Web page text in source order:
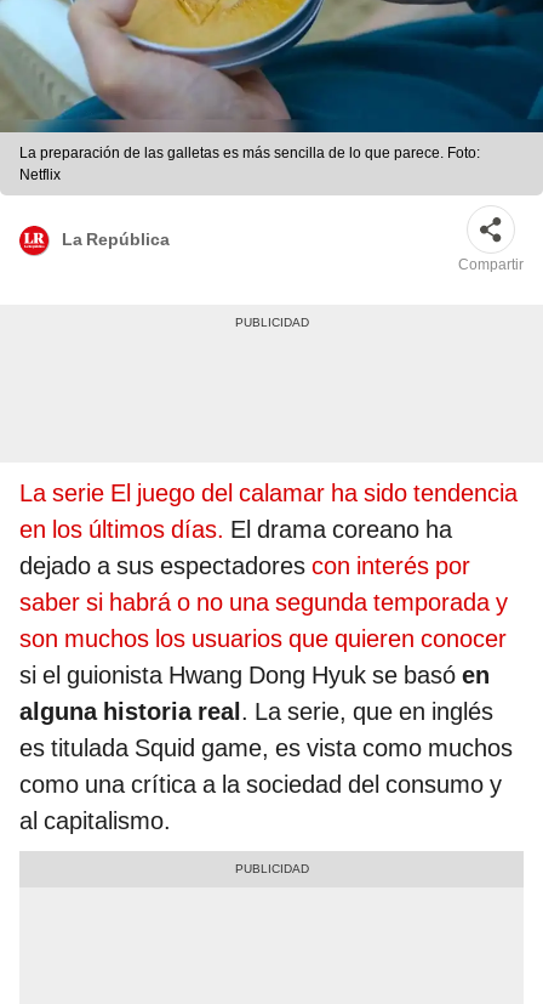
La preparación de las galletas es más sencilla de lo que parece. Foto:
Netflix
La República
Compartir
La serie El juego del calamar ha sido tendencia
en los últimos días. El drama coreano ha
dejado a sus espectadores con interés por
saber si habrá o no una segunda temporada y
son muchos los usuarios que quieren conocer
si el guionista Hwang Dong Hyuk se basó en
alguna historia real. La serie, que en inglés
es titulada Squid game, es vista como muchos
como una crítica a la sociedad del consumo y
al capitalismo.